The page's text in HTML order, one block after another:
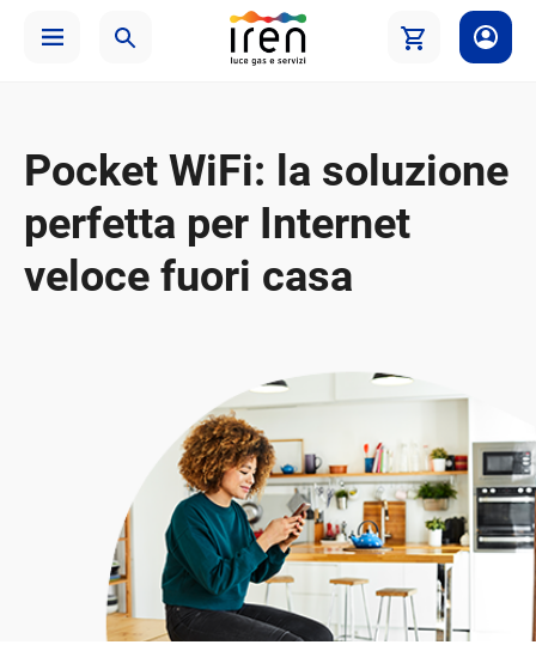
Pocket WiFi: la soluzione
perfetta per Internet
veloce fuori casa